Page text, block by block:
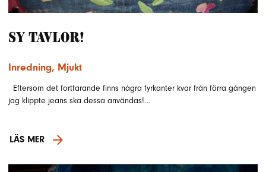
Sy tavlor!
Inredning, Mjukt
Eftersom det fortfarande finns några fyrkanter kvar från förra gången
jag klippte jeans ska dessa användas!…
LÄS MER